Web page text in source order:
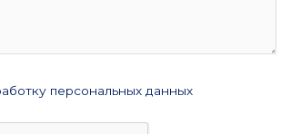
персональных данных